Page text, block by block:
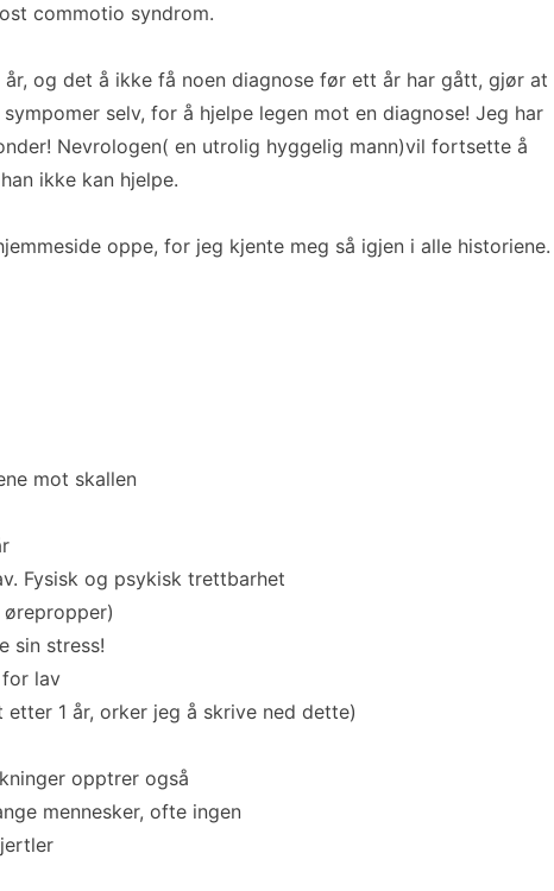
commotio syndrom.
og det å ikke få noen diagnose før ett år har gått, gjør at
selv, for å hjelpe legen mot en diagnose! Jeg har
Nevrologen( en utrolig hyggelig mann)vil fortsette å
ikke kan hjelpe.
oppe, for jeg kjente meg så igjen i alle historiene.
mot skallen
Fysisk og psykisk trettbarhet
sin stress!
lav
1 år, orker jeg å skrive ned dette)
opptrer også
mennesker, ofte ingen